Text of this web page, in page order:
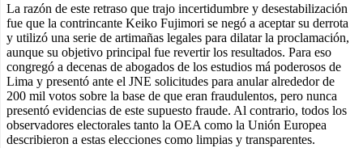
La razón de este retraso que trajo incertidumbre y desestabilización
fue que la contrincante Keiko Fujimori se negó a aceptar su derrota
y utilizó una serie de artimañas legales para dilatar la proclamación,
aunque su objetivo principal fue revertir los resultados. Para eso
congregó a decenas de abogados de los estudios má poderosos de
Lima y presentó ante el JNE solicitudes para anular alrededor de
200 mil votos sobre la base de que eran fraudulentos, pero nunca
presentó evidencias de este supuesto fraude. Al contrario, todos los
observadores electorales tanto la OEA como la Unión Europea
describieron a estas elecciones como limpias y transparentes.